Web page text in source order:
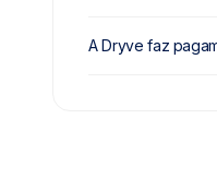
A Dryve faz